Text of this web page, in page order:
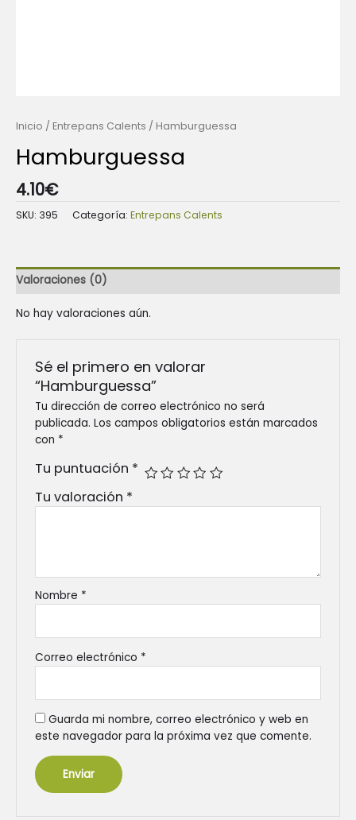
Inicio / Entrepans Calents / Hamburguessa
Hamburguessa
4.10€
SKU: 395 Categoría: Entrepans Calents
Valoraciones (0)
No hay valoraciones aún.
Sé el primero en valorar
“Hamburguessa”
Tu dirección de correo electrónico no será
publicada. Los campos obligatorios están marcados
con *
Tu puntuación *
Tu valoración *
Nombre *
Correo electrónico *
Guarda mi nombre, correo electrónico y web en
este navegador para la próxima vez que comente.